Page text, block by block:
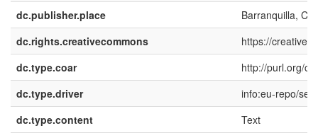
dc.publisher.place
Barranquilla,
dc.rights.creativecommons
https://
dc.type.coar
http://purl.org/
dc.type.driver
info:eu-repo/
dc.type.content
Text